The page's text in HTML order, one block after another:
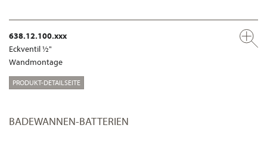
638.12.100.xxx
Eckventil ½"
Wandmontage
PRODUKT-DETAILSEITE
BADEWANNEN-BATTERIEN